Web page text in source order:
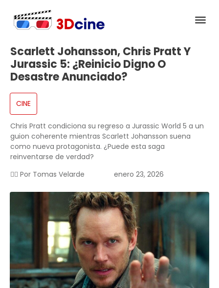
Scarlett Johansson, Chris Pratt Y
Jurassic 5: ¿reinicio Digno O
Desastre Anunciado?
CINE
Chris Pratt condiciona su regreso a Jurassic World 5 a un
guion coherente mientras Scarlett Johansson suena
como nueva protagonista. ¿Puede esta saga
reinventarse de verdad?
✍🏻 Por Tomas Velarde enero 23, 2026